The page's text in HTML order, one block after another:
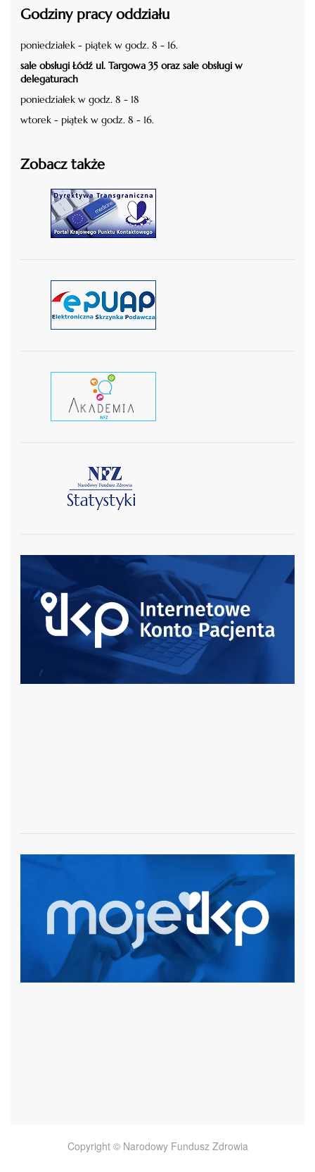
Godziny pracy oddziału
poniedziałek - piątek w godz. 8 - 16.
sale obsługi Łódź ul. Targowa 35 oraz sale obsługi w
delegaturach
poniedziałek w godz. 8 - 18
wtorek - piątek w godz. 8 - 16.
Zobacz także
czytaj więcej
czytaj więcej
czytaj więcej
czytaj więcej
czytaj więcej
Copyright © Narodowy Fundusz Zdrowia